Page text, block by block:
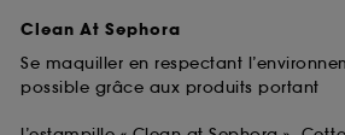
Clean At Sephora
Se maquiller en respectant
possible grâce aux produits portant